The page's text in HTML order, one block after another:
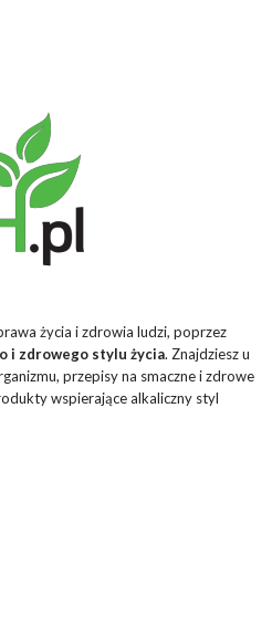
życia i zdrowia ludzi, poprzez
i zdrowego stylu życia. Znajdziesz u
przepisy na smaczne i zdrowe
wspierające alkaliczny styl